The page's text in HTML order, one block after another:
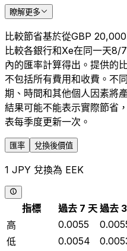
瞭解更多
比較節省基於從GBP
比較各銀行和Xe在同一天8/
內的匯率計算得出。提供的
不包括所有費用和收費。不
期、時間和其他個人因素將
結果可能不能表示實際節省
表每季度更新一次。
匯率 兌換後價值
1 JPY 兌換為 EEK
指標 過去 7 天 過去
高
0.0055
低
0.0054